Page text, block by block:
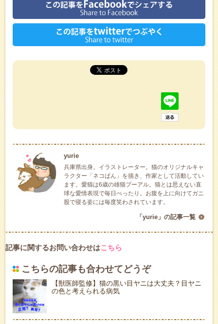
yurie
兵庫県出身。イラストレーター。猫のオリジナルキャ
ラクター「ネコぱん」を描き、作家として活動してい
ます。愛猫は6歳の雄猫プーアル。猫とは思えない直
球な愛情表現で毎日べったり。お腹を上に向けてガニ
股で寝る姿には毎度笑わされています。
「yurie」の記事一覧
記事に関するお問い合わせはこちら
こちらの記事も合わせてどうぞ
【獣医師監修】猫の黒い目ヤニは大丈夫？目ヤニ
の色と考えられる病気